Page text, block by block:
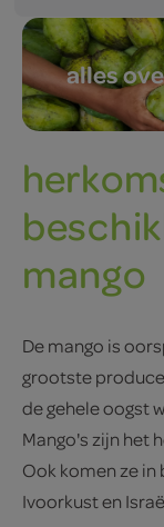
alles
mango
De mango is
grootste
de gehele oogst
Mango's zijn het
Ook komen ze in
Ivoorkust en